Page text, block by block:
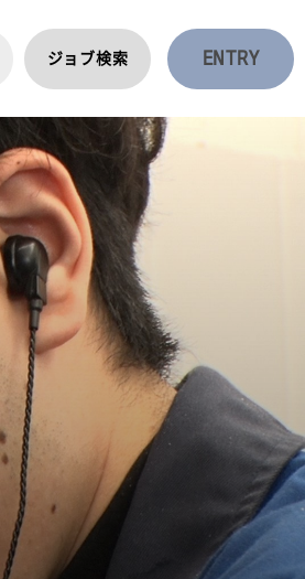
ジョブ検索 ENTRY